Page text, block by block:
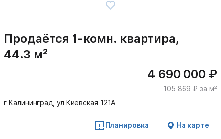
Продаётся 1-комн. квартира,
44.3 м²
4 690 000 ₽
105 869 ₽ за м²
г Калининград, ул Киевская 121А
Планировка На карте